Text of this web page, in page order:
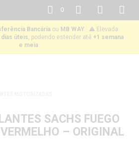
Bancáriaou MB WAY · ⚠️ Elevada
dias úteis, podendo estender até +1 semana
e meia
0
SACHS FUEGO
– ORIGINAL